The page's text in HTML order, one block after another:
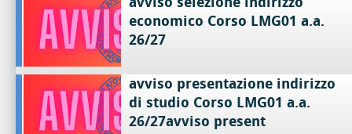
economico Corso LMG01 a.a.
26/27
avviso presentazione indirizzo
di studio Corso LMG01 a.a.
26/27avviso present